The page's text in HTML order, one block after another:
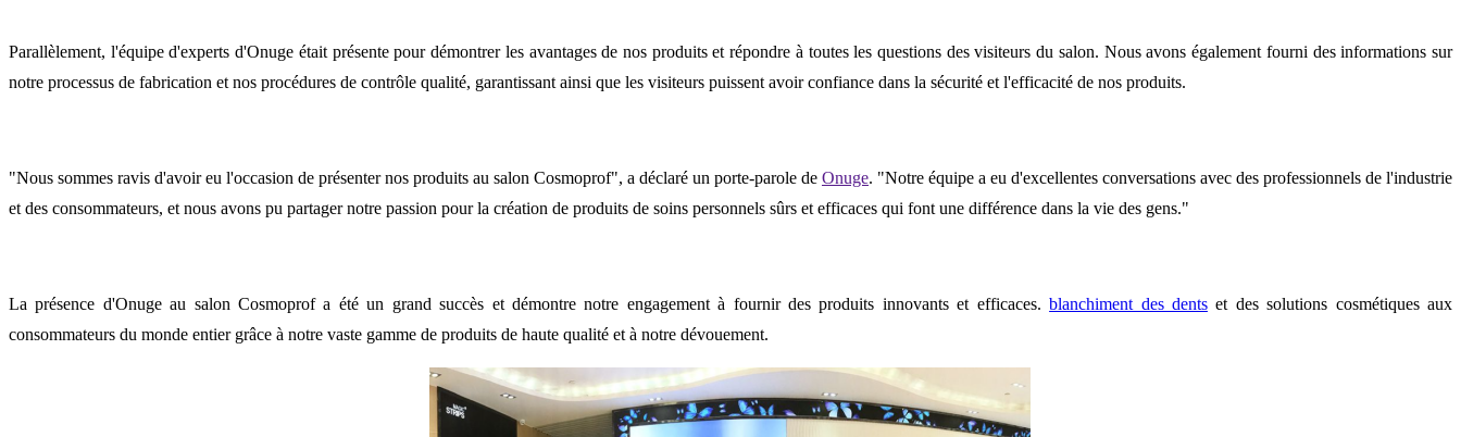
Parallèlement, l'équipe d'experts d'Onuge était présente pour démontrer les avantages de nos produits et répondre à toutes les questions des visiteurs du salon. Nous avons également fourni des informations sur
notre processus de fabrication et nos procédures de contrôle qualité, garantissant ainsi que les visiteurs puissent avoir confiance dans la sécurité et l'efficacité de nos produits.
"Nous sommes ravis d'avoir eu l'occasion de présenter nos produits au salon Cosmoprof", a déclaré un porte-parole de Onuge. "Notre équipe a eu d'excellentes conversations avec des professionnels de l'industrie
et des consommateurs, et nous avons pu partager notre passion pour la création de produits de soins personnels sûrs et efficaces qui font une différence dans la vie des gens."
La présence d'Onuge au salon Cosmoprof a été un grand succès et démontre notre engagement à fournir des produits innovants et efficaces.blanchiment des dentset des solutions cosmétiques aux
consommateurs du monde entier grâce à notre vaste gamme de produits de haute qualité et à notre dévouement.